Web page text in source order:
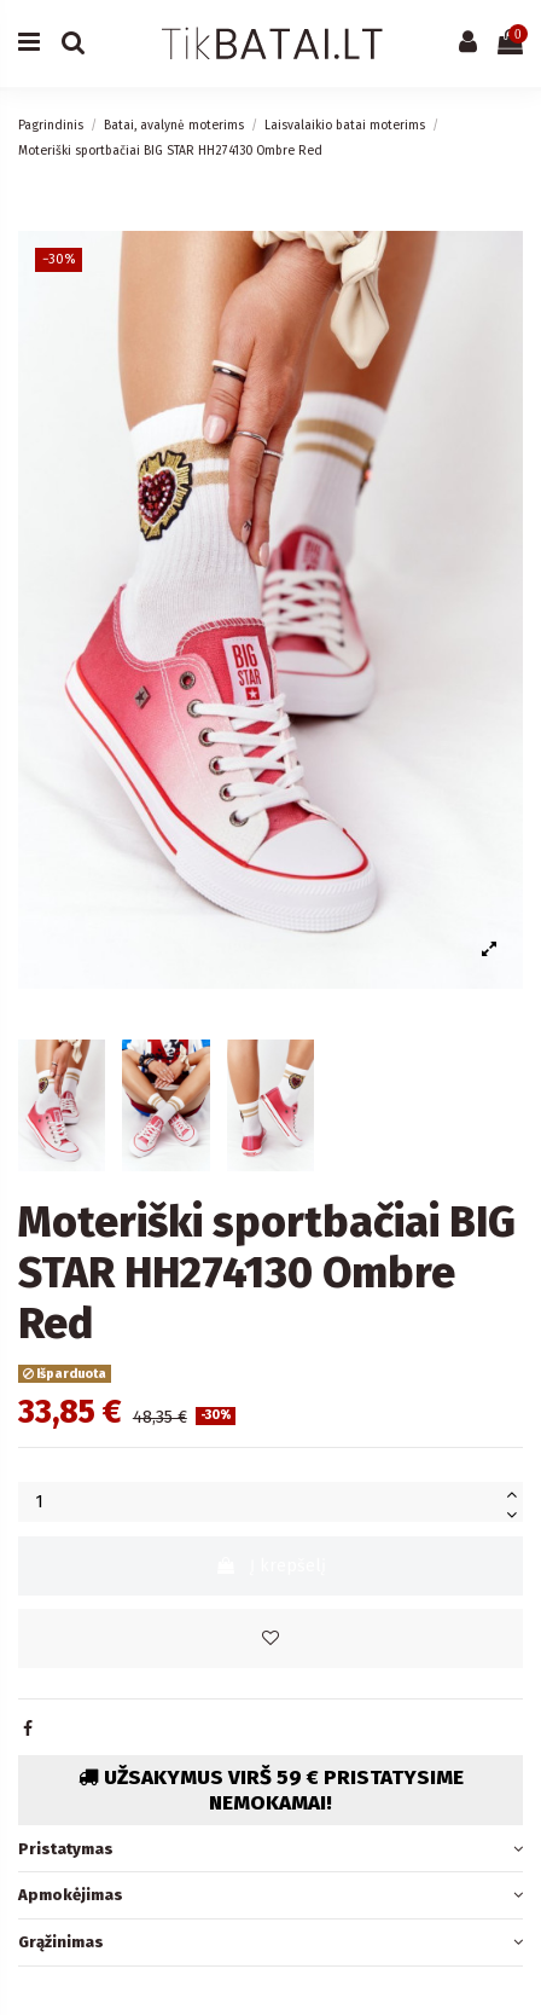
0
Pagrindinis Batai, avalynė moterims
Laisvalaikio batai moterims
Moteriški sportbačiai BIG STAR HH274130 Ombre Red
−30%
Moteriški sportbačiai BIG
STAR HH274130 Ombre
Red
Išparduota
33,85 € 48,35 € -30%
UŽSAKYMUS VIRŠ 59 € PRISTATYSIME
NEMOKAMAI!
Pristatymas
Apmokėjimas
Grąžinimas